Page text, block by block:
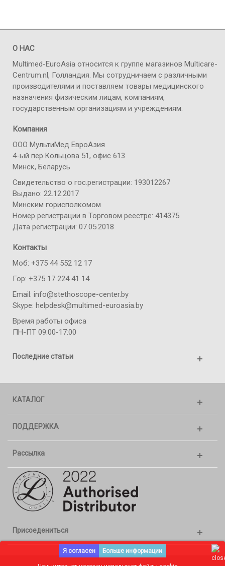
Я согласен Больше информации
О НАС
Multimed-EuroAsia относится к группе магазинов Multicare-
Centrum.nl, Голландия. Мы сотрудничаем с различными
производителями и поставляем товары медицинского
назначения физическим лицам, компаниям,
государственным организациям и учреждениям.
Компания
ООО МультиМед ЕвроАзия
4-ый пер.Кольцова 51, офис 613
Минск, Беларусь
Свидетельство о гос.регистрации: 193012267
Выдано: 22.12.2017
Минским горисполкомом
Номер регистрации в Торговом реестре: 414375
Дата регистрации: 07.05.2018
Контакты
Моб: +375 44 552 12 17
Гор: +375 17 224 41 14
Email: info@stethoscope-center.by
Skype: helpdesk@multimed-euroasia.by
Время работы офиса
ПН-ПТ 09:00-17:00
Последние статьи
КАТАЛОГ
ПОДДЕРЖКА
Рассылка
Присоедениться